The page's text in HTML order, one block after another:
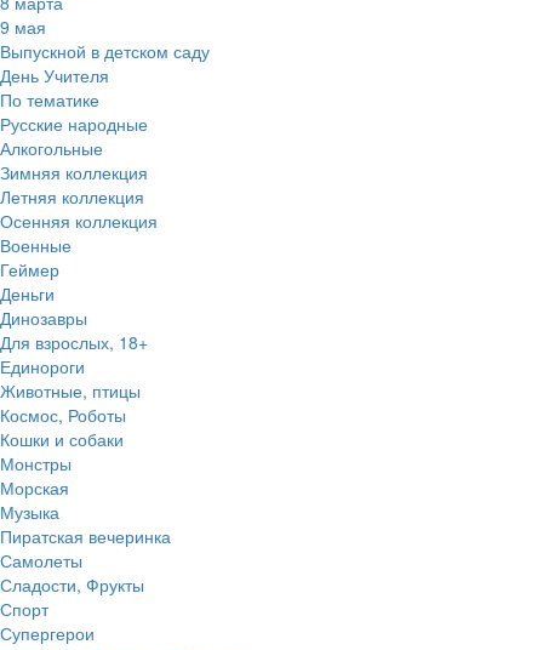
9 мая
Выпускной в детском саду
День Учителя
По тематике
Русские народные
Алкогольные
Зимняя коллекция
Летняя коллекция
Осенняя коллекция
Военные
Геймер
Деньги
Динозавры
Для взрослых, 18+
Единороги
Животные, птицы
Космос, Роботы
Кошки и собаки
Монстры
Морская
Музыка
Пиратская вечеринка
Самолеты
Сладости, Фрукты
Спорт
Супергерои